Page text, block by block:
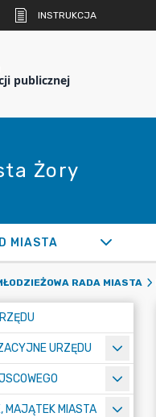
INSTRUKCJA
publicznej
Żory
MIASTA
RADA MIASTA
URZĘDU
MAJĄTEK MIASTA